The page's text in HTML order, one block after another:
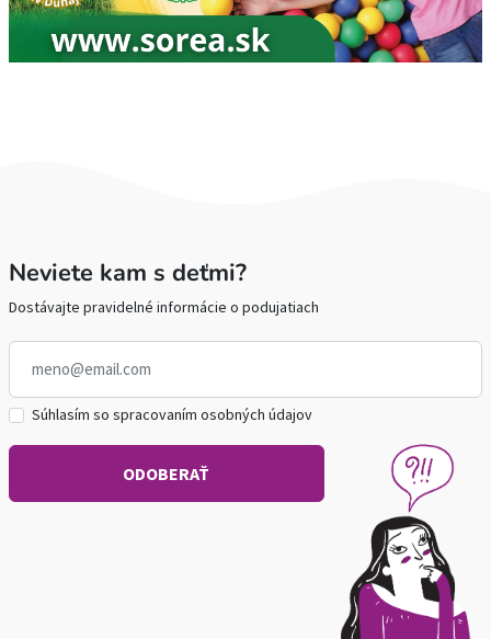
Neviete kam s deťmi?
Dostávajte pravidelné informácie o podujatiach
Súhlasím so spracovaním osobných údajov